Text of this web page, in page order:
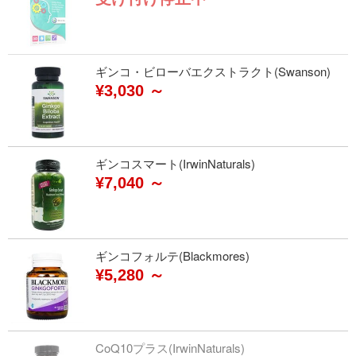
ギンコ・ビローバエクストラクト(Swanson)
¥3,030 ～
ギンコスマート(IrwinNaturals)
¥7,040 ～
ギンコフォルテ(Blackmores)
¥5,280 ～
CoQ10プラス(IrwinNaturals)